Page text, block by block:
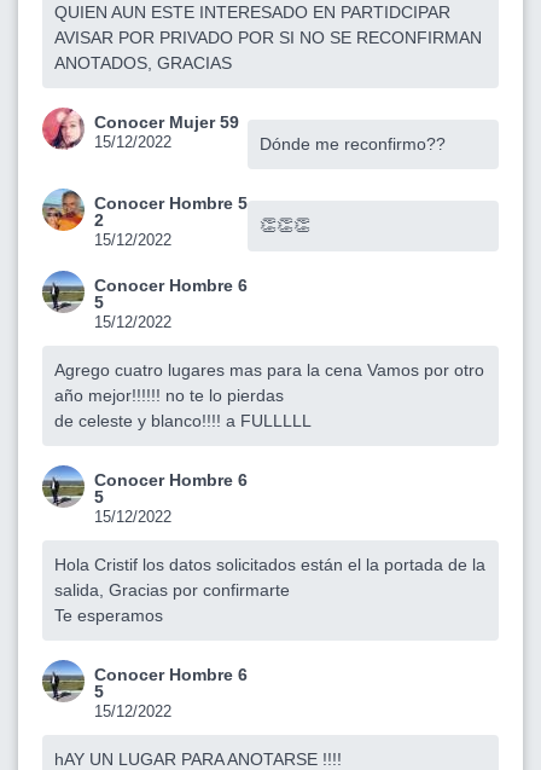
QUIEN AUN ESTE INTERESADO EN PARTIDCIPAR
AVISAR POR PRIVADO POR SI NO SE RECONFIRMAN
ANOTADOS, GRACIAS
Conocer Mujer 59
15/12/2022 Dónde me reconfirmo??
Conocer Hombre 5
2
15/12/2022
👏👏👏
Conocer Hombre 6
5
15/12/2022
Agrego cuatro lugares mas para la cena Vamos por otro
año mejor!!!!!! no te lo pierdas
de celeste y blanco!!!! a FULLLLL
Conocer Hombre 6
5
15/12/2022
Hola Cristif los datos solicitados están el la portada de la
salida, Gracias por confirmarte
Te esperamos
Conocer Hombre 6
5
15/12/2022
hAY UN LUGAR PARA ANOTARSE !!!!